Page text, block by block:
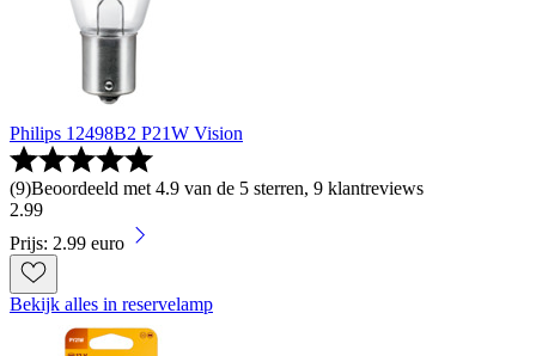
Philips 12498B2 P21W Vision
(9)Beoordeeld met 4.9 van de 5 sterren, 9 klantreviews
2.99
Prijs: 2.99 euro
Bekijk alles in reservelamp